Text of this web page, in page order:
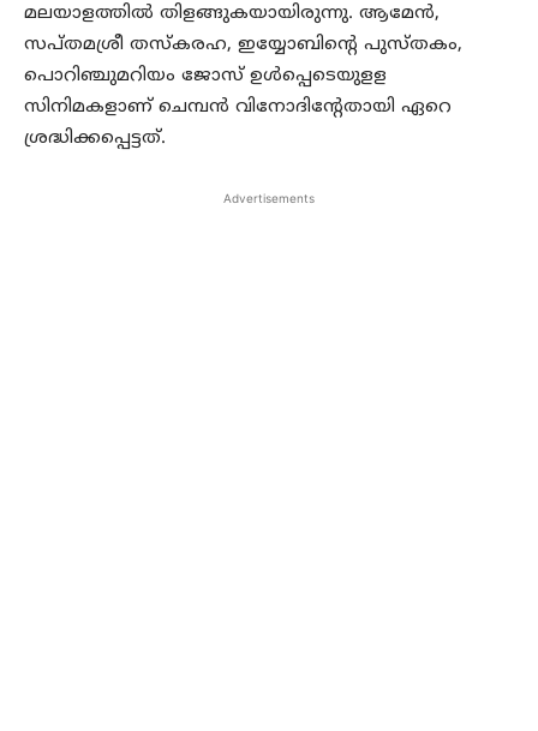
മലയാളത്തിൽ തിളങ്ങുകയായിരുന്നു. ആമേൻ,
സപ്തമശ്രീ തസ്‌കരഹ, ഇയ്യോബിന്റെ പുസ്തകം,
പൊറിഞ്ചുമറിയം ജോസ് ഉൾപ്പെടെയുളള
സിനിമകളാണ് ചെമ്പൻ വിനോദിന്റേതായി ഏറെ
ശ്രദ്ധിക്കപ്പെട്ടത്.
Advertisements